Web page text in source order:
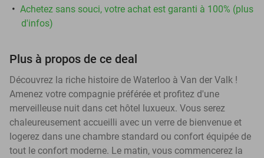
Achetez sans souci, votre achat est garanti à 100% (plus
d'infos)
Plus à propos de ce deal
Découvrez la riche histoire de Waterloo à Van der Valk !
Amenez votre compagnie préférée et profitez d'une
merveilleuse nuit dans cet hôtel luxueux. Vous serez
chaleureusement accueilli avec un verre de bienvenue et
logerez dans une chambre standard ou confort équipée de
tout le confort moderne. Le matin, vous commencerez la